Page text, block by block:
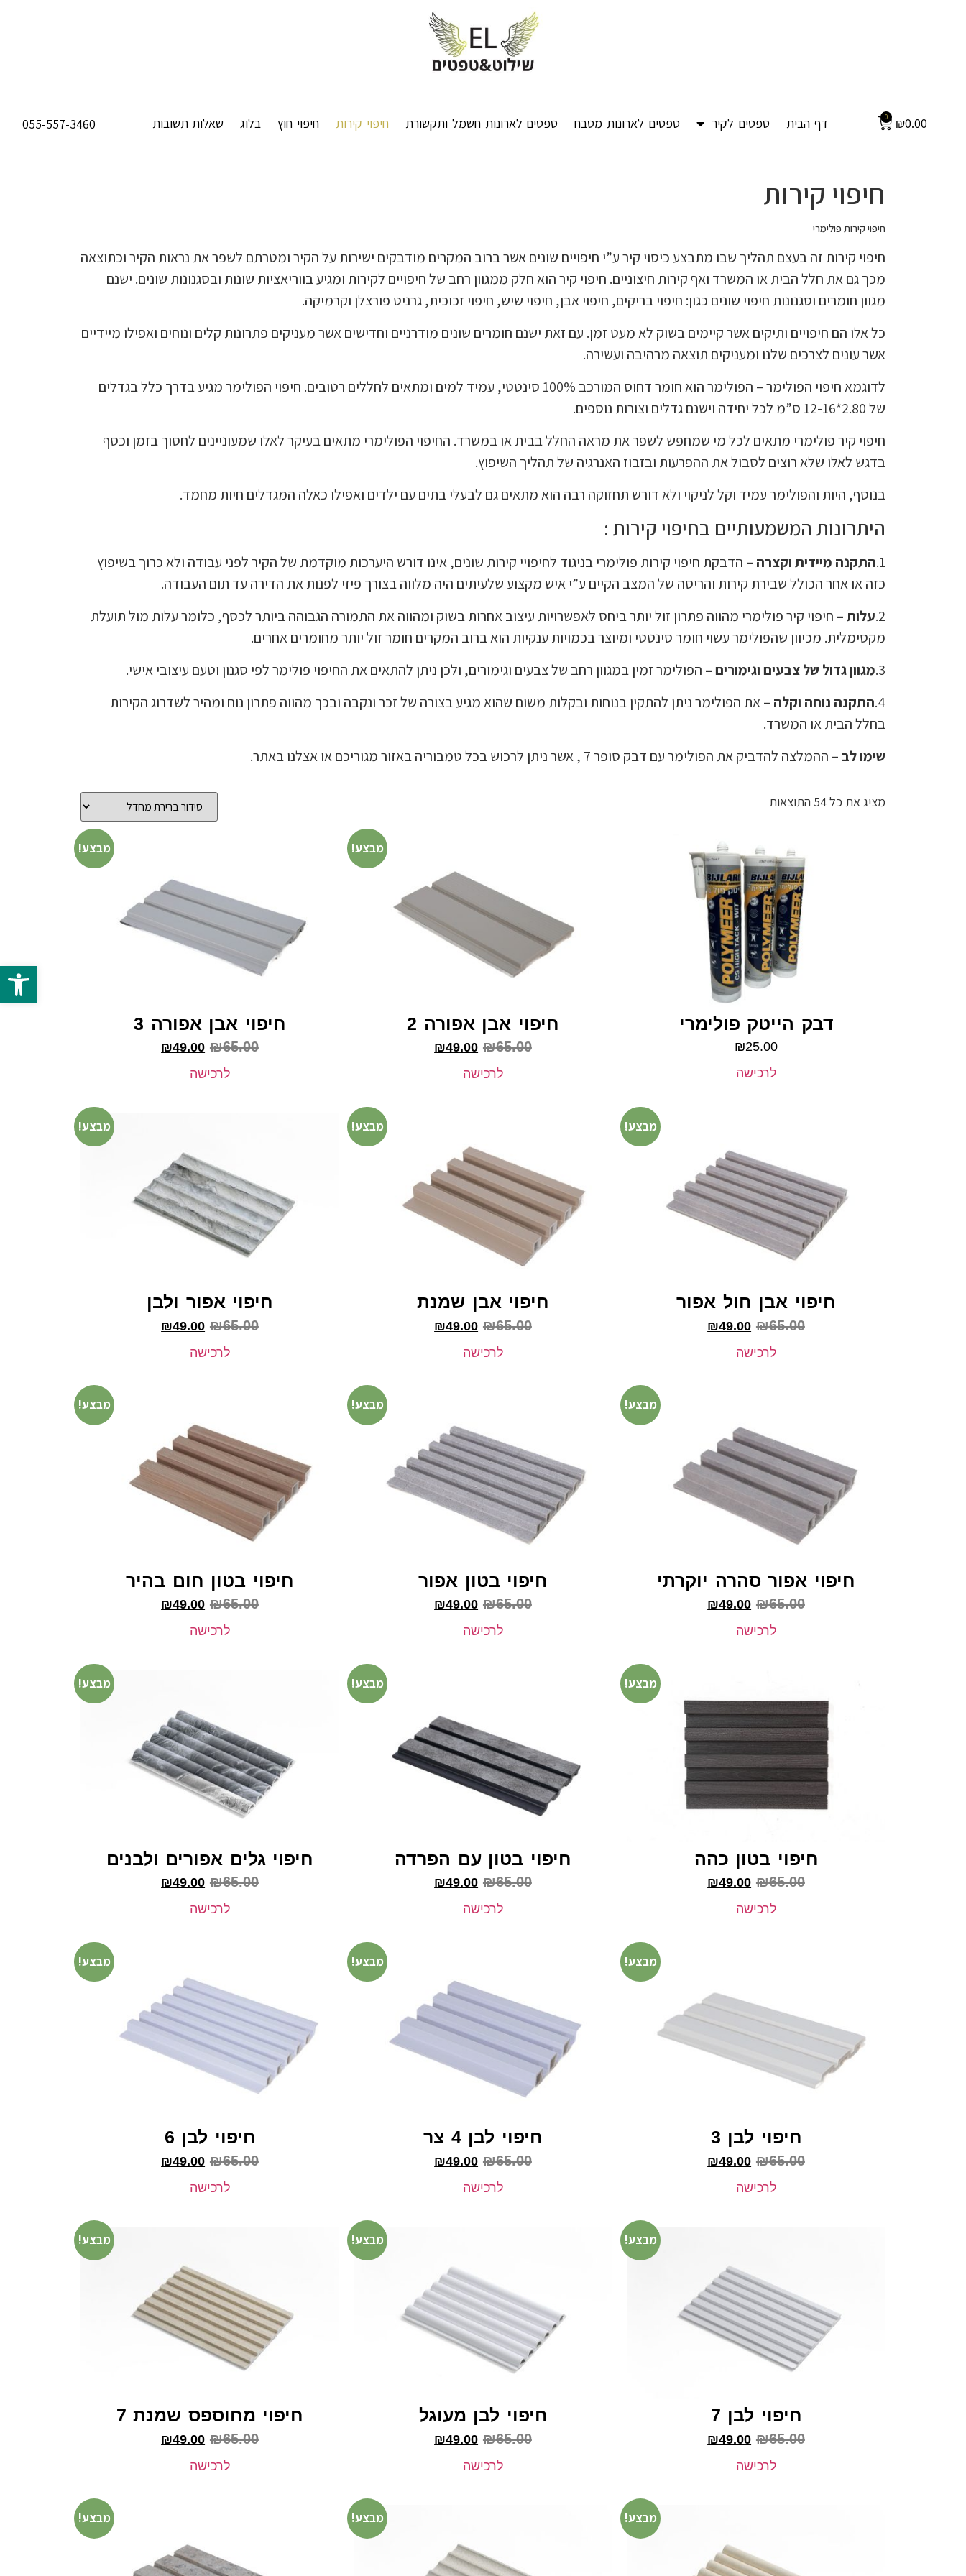
₪0.00
0 דף הבית טפטים לקיר טפטים לארונות מטבח טפטים לארונות חשמל ותקשורת חיפוי קירות חיפוי חוץ בלוג שאלות תשובות 055-557-3460
חיפוי קירות
חיפוי קירות פולימרי
חיפוי קירות זה בעצם תהליך שבו מתבצע כיסוי קיר ע”י חיפויים שונים אשר ברוב המקרים מודבקים ישירות על הקיר ומטרתם לשפר את נראות הקיר וכתוצאה
מכך גם את חלל הבית או המשרד ואף קירות חיצוניים. חיפוי קיר הוא חלק ממגוון רחב של חיפויים לקירות ומגיע בווריאציות שונות ובסגנונות שונים. ישנם
מגוון חומרים וסגנונות חיפוי שונים כגון: חיפוי בריקים, חיפוי אבן, חיפוי שיש, חיפוי זכוכית, גרניט פורצלן וקרמיקה.
כל אלו הם חיפויים ותיקים אשר קיימים בשוק לא מעט זמן. עם זאת ישנם חומרים שונים מודרניים וחדישים אשר מעניקים פתרונות קלים ונוחים ואפילו מיידיים
אשר עונים לצרכים שלנו ומעניקים תוצאה מרהיבה ועשירה.
לדוגמא חיפוי הפולימר – הפולימר הוא חומר דחוס המורכב 100% סינטטי, עמיד למים ומתאים לחללים רטובים. חיפוי הפולימר מגיע בדרך כלל בגדלים
של 2.80*12-16 ס”מ לכל יחידה וישנם גדלים וצורות נוספים.
חיפוי קיר פולימרי מתאים לכל מי שמחפש לשפר את מראה החלל בבית או במשרד. החיפוי הפולימרי מתאים בעיקר לאלו שמעוניינים לחסוך בזמן וכסף
בדגש לאלו שלא רוצים לסבול את ההפרעות ובזבוז האנרגיה של תהליך השיפוץ.
בנוסף, היות והפולימר עמיד וקל לניקוי ולא דורש תחזוקה רבה הוא מתאים גם לבעלי בתים עם ילדים ואפילו כאלה המגדלים חיות מחמד.
היתרונות המשמעותיים בחיפוי קירות :
1. התקנה מיידית וקצרה – הדבקת חיפוי קירות פולימרי בניגוד לחיפויי קירות שונים, אינו דורש היערכות מוקדמת של הקיר לפני עבודה ולא כרוך בשיפוץ
כזה או אחר הכולל שבירת קירות והריסה של המצב הקיים ע”י איש מקצוע שלעיתים היה מלווה בצורך פיזי לפנות את הדירה עד תום העבודה.
2. עלות – חיפוי קיר פולימרי מהווה פתרון זול יותר ביחס לאפשרויות עיצוב אחרות בשוק ומהווה את התמורה הגבוהה ביותר לכסף, כלומר עלות מול תועלת
מקסימלית. מכיוון שהפולימר עשוי חומר סינטטי ומיוצר בכמויות ענקיות הוא ברוב המקרים חומר זול יותר מחומרים אחרים.
3. מגוון גדול של צבעים וגימורים – הפולימר זמין במגוון רחב של צבעים וגימורים, ולכן ניתן להתאים את החיפוי פולימר לפי סגנון וטעם עיצובי אישי.
4. התקנה נוחה וקלה –את הפולימר ניתן להתקין בנוחות ובקלות משום שהוא מגיע בצורה של זכר ונקבה ובכך מהווה פתרון נוח ומהיר לשדרוג הקירות
בחלל הבית או המשרד.
שימו לב – ההמלצה להדביק את הפולימר עם דבק סופר 7 , אשר ניתן לרכוש בכל טמבוריה באזור מגוריכם או אצלנו באתר.
מציג את כל 54 התוצאות
דבק הייטק פולימרי
₪25.00
לרכישה
מבצע!
חיפוי אבן אפורה 2
₪65.00
₪49.00
לרכישה
מבצע!
חיפוי אבן אפורה 3
₪65.00
₪49.00
לרכישה
מבצע!
חיפוי אבן חול אפור
₪65.00
₪49.00
לרכישה
מבצע!
חיפוי אבן שמנת
₪65.00
₪49.00
לרכישה
מבצע!
חיפוי אפור ולבן
₪65.00
₪49.00
לרכישה
מבצע!
חיפוי אפור סהרה יוקרתי
₪65.00
₪49.00
לרכישה
מבצע!
חיפוי בטון אפור
₪65.00
₪49.00
לרכישה
מבצע!
חיפוי בטון חום בהיר
₪65.00
₪49.00
לרכישה
מבצע!
חיפוי בטון כהה
₪65.00
₪49.00
לרכישה
מבצע!
חיפוי בטון עם הפרדה
₪65.00
₪49.00
לרכישה
מבצע!
חיפוי גלים אפורים ולבנים
₪65.00
₪49.00
לרכישה
מבצע!
חיפוי לבן 3
₪65.00
₪49.00
לרכישה
מבצע!
חיפוי לבן 4 צר
₪65.00
₪49.00
לרכישה
מבצע!
חיפוי לבן 6
₪65.00
₪49.00
לרכישה
מבצע!
חיפוי לבן 7
₪65.00
₪49.00
לרכישה
מבצע!
חיפוי לבן מעוגל
₪65.00
₪49.00
לרכישה
מבצע!
חיפוי מחוספס שמנת 7
₪65.00
₪49.00
לרכישה
מבצע! מבצע! מבצע!